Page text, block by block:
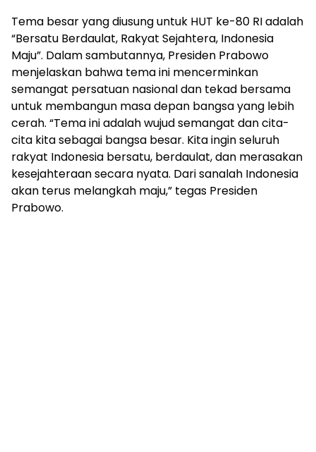
Tema besar yang diusung untuk HUT ke-80 RI adalah
“Bersatu Berdaulat, Rakyat Sejahtera, Indonesia
Maju”. Dalam sambutannya, Presiden Prabowo
menjelaskan bahwa tema ini mencerminkan
semangat persatuan nasional dan tekad bersama
untuk membangun masa depan bangsa yang lebih
cerah. “Tema ini adalah wujud semangat dan cita-
cita kita sebagai bangsa besar. Kita ingin seluruh
rakyat Indonesia bersatu, berdaulat, dan merasakan
kesejahteraan secara nyata. Dari sanalah Indonesia
akan terus melangkah maju,” tegas Presiden
Prabowo.